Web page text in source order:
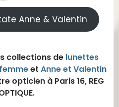
Anne & Valentin
collections de lunettes
et Anne et Valentin
opticien à Paris 16, REG